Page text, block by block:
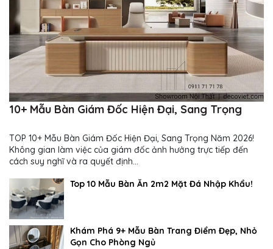
10+ Mẫu Bàn Giám Đốc Hiện Đại, Sang Trọng
TOP 10+ Mẫu Bàn Giám Đốc Hiện Đại, Sang Trọng Năm 2026!
Không gian làm việc của giám đốc ảnh hưởng trực tiếp đến
cách suy nghĩ và ra quyết định...
Top 10 Mẫu Bàn Ăn 2m2 Mặt Đá Nhập Khẩu!
Khám Phá 9+ Mẫu Bàn Trang Điểm Đẹp, Nhỏ
Gọn Cho Phòng Ngủ